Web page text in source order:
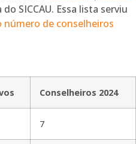
SICCAU. Essa lista serviu
número de conselheiros
Conselheiros 2024
7